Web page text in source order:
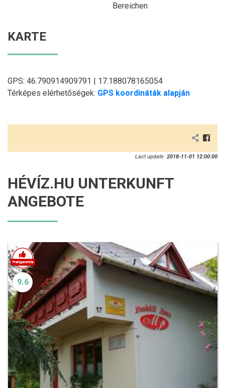
Bereichen
KARTE
GPS: 46.790914909791 | 17.188078165054
Térképes elérhetőségek: GPS koordináták alapján
Last update: 2018-11-01 12:00:00
HÉVÍZ.HU UNTERKUNFT
ANGEBOTE
9.6